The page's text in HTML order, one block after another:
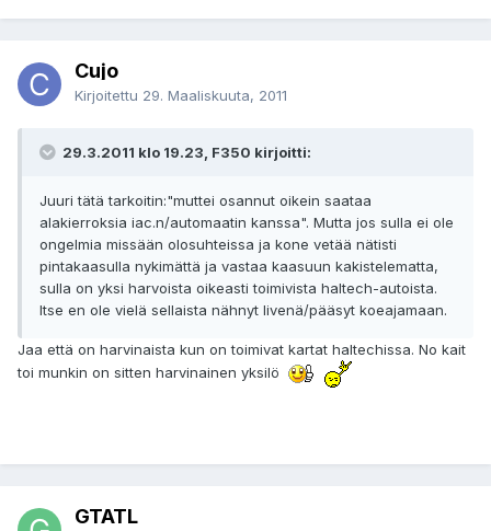
Cujo
Kirjoitettu 29. Maaliskuuta, 2011
29.3.2011 klo 19.23, F350 kirjoitti:
Juuri tätä tarkoitin:"muttei osannut oikein saataa
alakierroksia iac.n/automaatin kanssa". Mutta jos sulla ei ole
ongelmia missään olosuhteissa ja kone vetää nätisti
pintakaasulla nykimättä ja vastaa kaasuun kakistelematta,
sulla on yksi harvoista oikeasti toimivista haltech-autoista.
Itse en ole vielä sellaista nähnyt livenä/pääsyt koeajamaan.
Jaa että on harvinaista kun on toimivat kartat haltechissa. No kait
toi munkin on sitten harvinainen yksilö
GTATL